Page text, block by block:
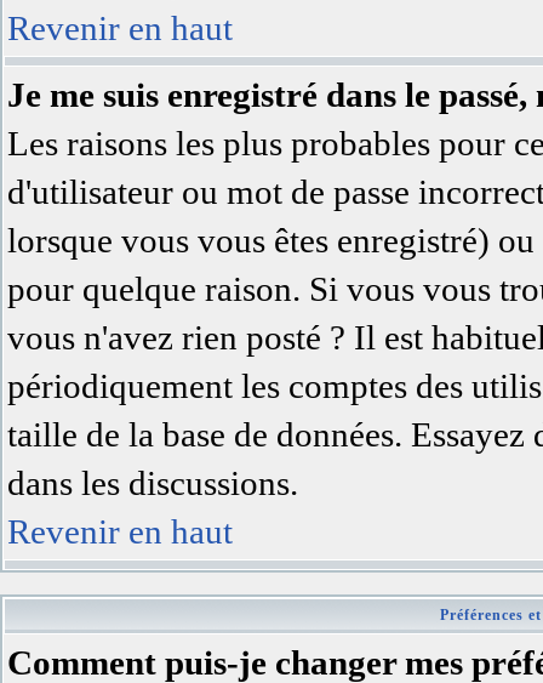
Revenir en haut
Je me suis enregistré dans le
Les raisons les plus probables pour
d'utilisateur ou mot de passe
lorsque vous vous êtes enregistré)
pour quelque raison. Si vous vous
vous n'avez rien posté ? Il est
périodiquement les comptes des
taille de la base de données.
dans les discussions.
Revenir en haut
Préférences
Comment puis-je changer mes